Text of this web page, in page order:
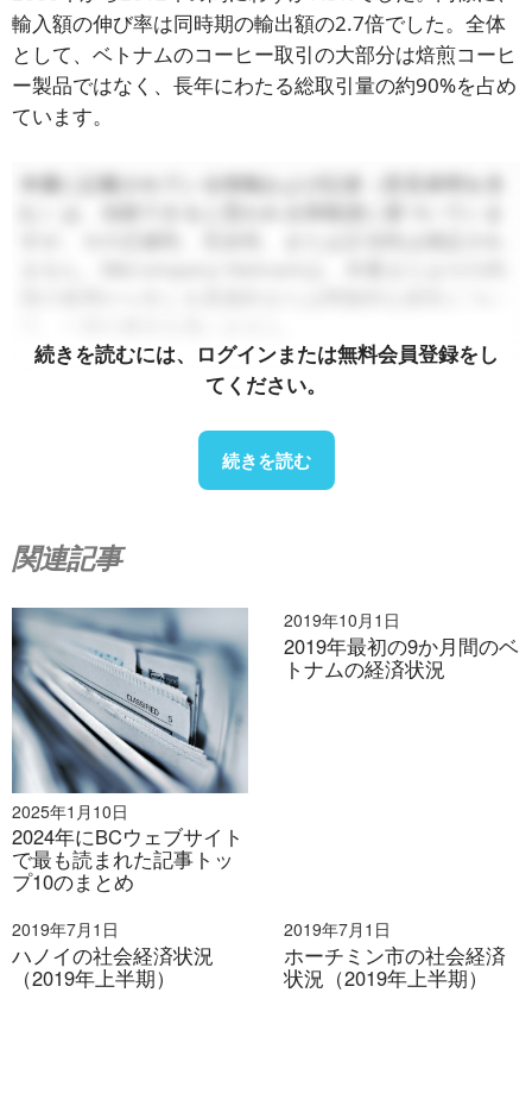
輸入額の伸び率は同時期の輸出額の2.7倍でした。全体
として、ベトナムのコーヒー取引の大部分は焙煎コーヒ
ー製品ではなく、長年にわたる総取引量の約90%を占め
ています。
本書に記載されている情報および記述（意見表明を含
続きを読むには、ログインまたは無料会員登録をし
てください。
続きを読む
関連記事
2025年1月10日
2024年にBCウェブサイト
で最も読まれた記事トッ
プ10のまとめ
2019年10月1日
2019年最初の9か月間のベ
トナムの経済状況
2019年7月1日
ハノイの社会経済状況
（2019年上半期）
2019年7月1日
ホーチミン市の社会経済
状況（2019年上半期）